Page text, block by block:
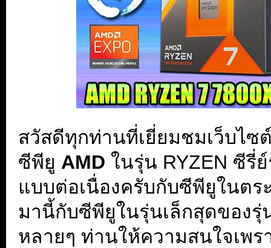
สวัสดีทุกท่านที่เยี่ยมชมเว็บไซ
ซีพียู AMD ในรุ่น RYZEN ซีรี่
แบบต่อเนื่องครับกับซีพียูในตร
มานี้กับซีพียูในรุ่นเล็กสุดของ
หลายๆ ท่านให้ความสนใจเพ